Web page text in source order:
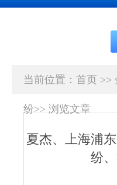
当前位置： 首页 >>
纷>>浏览文章
夏杰、上海浦
纷